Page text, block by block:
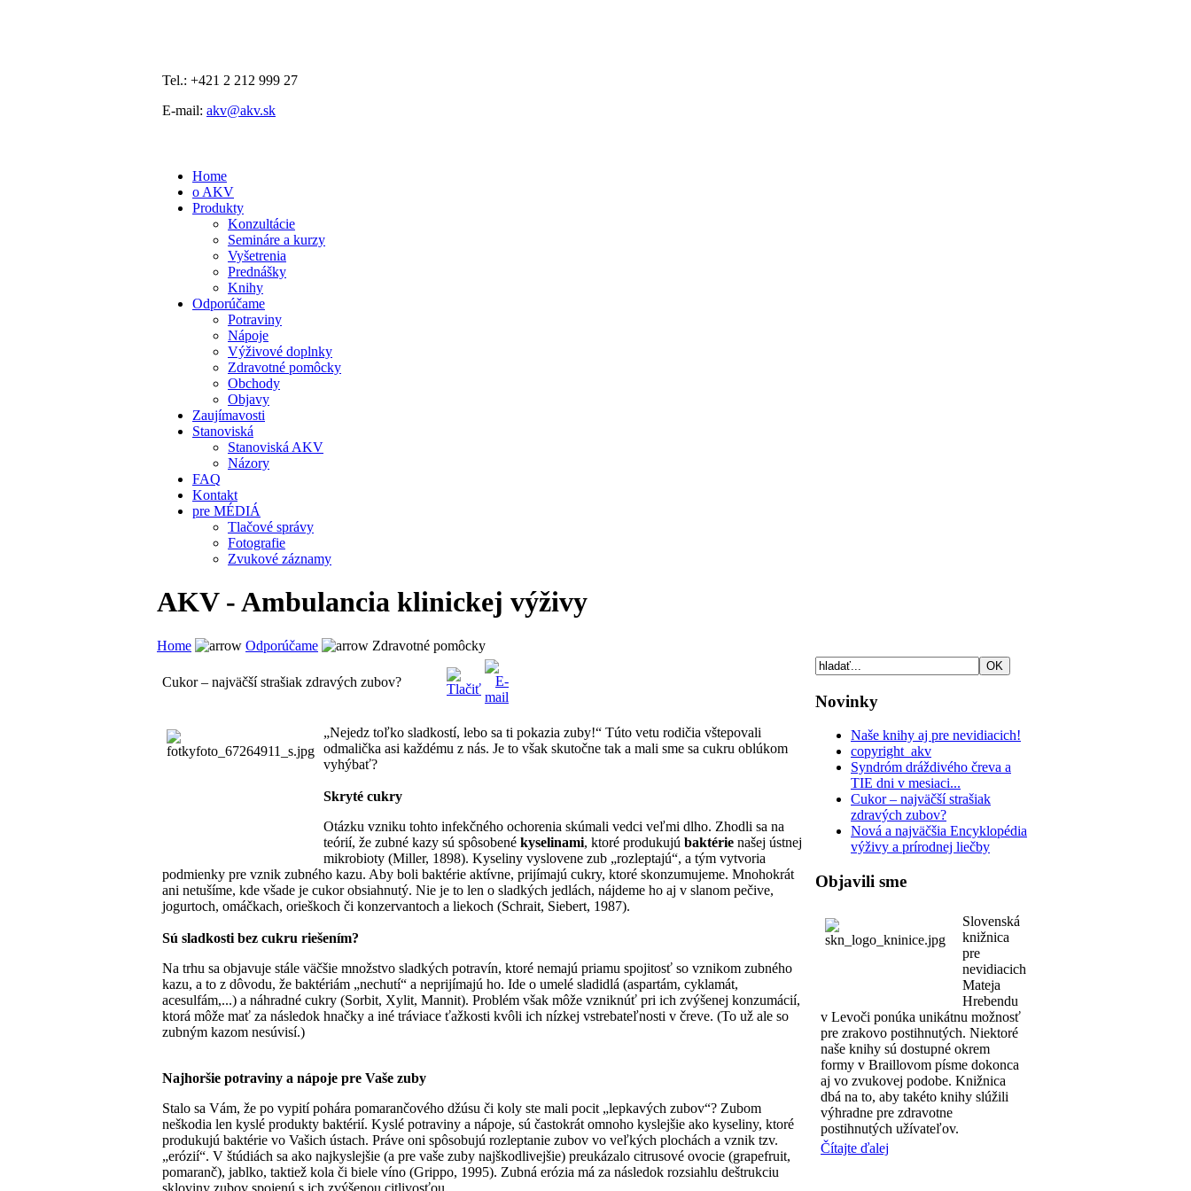
Tel.: +421 2 212 999 27
E-mail: akv@akv.sk
Home
o AKV
Produkty
Konzultácie
Semináre a kurzy
Vyšetrenia
Prednášky
Knihy
Odporúčame
Potraviny
Nápoje
Výživové doplnky
Zdravotné pomôcky
Obchody
Objavy
Zaujímavosti
Stanoviská
Stanoviská AKV
Názory
FAQ
Kontakt
pre MÉDIÁ
Tlačové správy
Fotografie
Zvukové záznamy
AKV - Ambulancia klinickej výživy
Home Odporúčame Zdravotné pomôcky
Cukor – najväčší strašiak zdravých zubov?
„Nejedz toľko sladkostí, lebo sa ti pokazia zuby!“ Túto vetu rodičia vštepovali
odmalička asi každému z nás. Je to však skutočne tak a mali sme sa cukru oblúkom
vyhýbať?
Skryté cukry
Otázku vzniku tohto infekčného ochorenia skúmali vedci veľmi dlho. Zhodli sa na
teórií, že zubné kazy sú spôsobené kyselinami, ktoré produkujú baktérie našej ústnej
mikrobioty (Miller, 1898). Kyseliny vyslovene zub „rozleptajú“, a tým vytvoria
podmienky pre vznik zubného kazu. Aby boli baktérie aktívne, prijímajú cukry, ktoré skonzumujeme. Mnohokrát
ani netušíme, kde všade je cukor obsiahnutý. Nie je to len o sladkých jedlách, nájdeme ho aj v slanom pečive,
jogurtoch, omáčkach, orieškoch či konzervantoch a liekoch (Schrait, Siebert, 1987).
Sú sladkosti bez cukru riešením?
Na trhu sa objavuje stále väčšie množstvo sladkých potravín, ktoré nemajú priamu spojitosť so vznikom zubného
kazu, a to z dôvodu, že baktériám „nechutí“ a neprijímajú ho. Ide o umelé sladidlá (aspartám, cyklamát,
acesulfám,...) a náhradné cukry (Sorbit, Xylit, Mannit). Problém však môže vzniknúť pri ich zvýšenej konzumácií,
ktorá môže mať za následok hnačky a iné tráviace ťažkosti kvôli ich nízkej vstrebateľnosti v čreve. (To už ale so
zubným kazom nesúvisí.)
Najhoršie potraviny a nápoje pre Vaše zuby
Stalo sa Vám, že po vypití pohára pomarančového džúsu či koly ste mali pocit „lepkavých zubov“? Zubom
neškodia len kyslé produkty baktérií. Kyslé potraviny a nápoje, sú častokrát omnoho kyslejšie ako kyseliny, ktoré
produkujú baktérie vo Vašich ústach. Práve oni spôsobujú rozleptanie zubov vo veľkých plochách a vznik tzv.
„erózií“. V štúdiách sa ako najkyslejšie (a pre vaše zuby najškodlivejšie) preukázalo citrusové ovocie (grapefruit,
pomaranč), jablko, taktiež kola či biele víno (Grippo, 1995). Zubná erózia má za následok rozsiahlu deštrukciu
skloviny zubov spojenú s ich zvýšenou citlivosťou.
Novinky
Naše knihy aj pre nevidiacich!
copyright_akv
Syndróm dráždivého čreva a
TIE dni v mesiaci...
Cukor – najväčší strašiak
zdravých zubov?
Nová a najväčšia Encyklopédia
výživy a prírodnej liečby
Objavili sme
Slovenská
knižnica
pre
nevidiacich
Mateja
Hrebendu
v Levoči ponúka unikátnu možnosť
pre zrakovo postihnutých. Niektoré
naše knihy sú dostupné okrem
formy v Braillovom písme dokonca
aj vo zvukovej podobe. Knižnica
dbá na to, aby takéto knihy slúžili
výhradne pre zdravotne
postihnutých užívateľov.
Čítajte ďalej